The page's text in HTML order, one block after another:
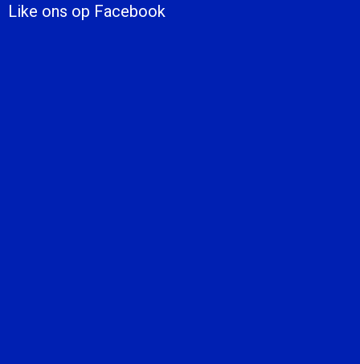
Like ons op Facebook